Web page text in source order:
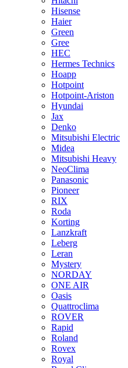
Hisense
Haier
Green
Gree
HEC
Hermes Technics
Hoapp
Hotpoint
Hotpoint-Ariston
Hyundai
Jax
Denko
Mitsubishi Electric
Midea
Mitsubishi Heavy
NeoClima
Panasonic
Pioneer
RIX
Roda
Korting
Lanzkraft
Leberg
Leran
Mystery
NORDAY
ONE AIR
Oasis
Quattroclima
ROVER
Rapid
Roland
Rovex
Royal